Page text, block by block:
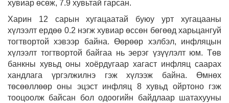
хувиар өсөж, 7.9 хувьтай гарсан.
Харин 12 сарын хугацаатай буюу урт хугацааны
хүлээлт ердөө 0.2 нэгж хувиар өссөн бөгөөд харьцангуй
тогтвортой хэвээр байна. Өөрөөр хэлбэл, инфляцын
хүлээлт тогтвортой байгаа нь эерэг үзүүлэлт юм. Төв
банкны хувьд оны хоёрдугаар хагаст инфляц саарах
хандлага үргэлжилнэ гэж хүлээж байна. Өмнөх
төсөөллөөр оны эцэст инфляц 8 хувьд ойртоно гэж
тооцоолж байсан бол одоогийн байдлаар шатахууны